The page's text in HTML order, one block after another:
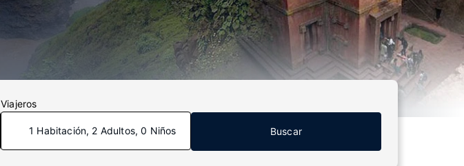
Viajeros
1 Habitación, 2 Adultos, 0 Niños Buscar